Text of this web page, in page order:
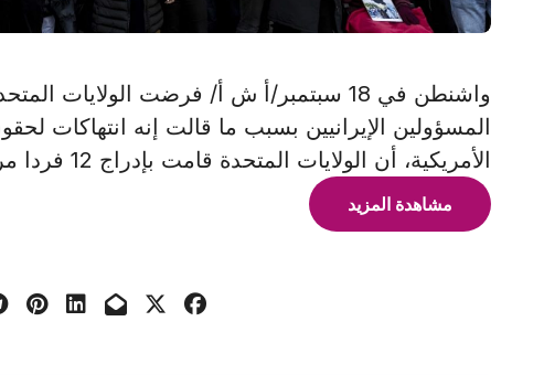
واشنطن في 18 سبتمبر/أ ش أ/ فرضت
المسؤولين الإيرانيين بسبب ما قالت إنه انتهاكات
الأمريكية، أن الولايات المتحدة قامت بإدراج 12 فردا مرتبطين بما وصفه
مشاهدة المزيد